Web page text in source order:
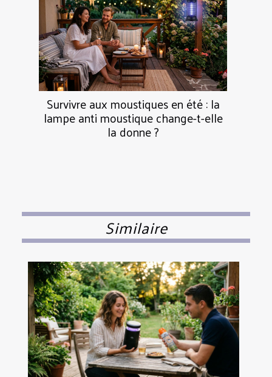
Survivre aux moustiques en été : la
lampe anti moustique change-t-elle
la donne ?
Similaire